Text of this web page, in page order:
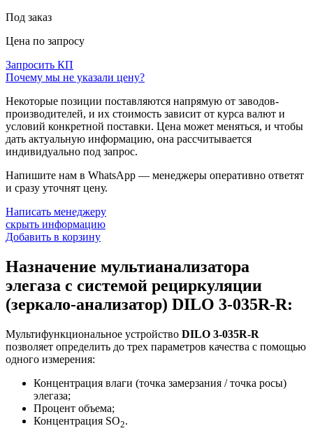
Под заказ
Цена по запросу
Запросить КП
Почему мы не указали цену?
Некоторые позиции поставляются напрямую от заводов-
производителей, и их стоимость зависит от курса валют и
условий конкретной поставки. Цена может меняться, и чтобы
дать актуальную информацию, она рассчитывается
индивидуально под запрос.
Напишите нам в WhatsApp — менеджеры оперативно ответят
и сразу уточнят цену.
Написать менеджеру
скрыть информацию
Добавить в корзину
Назначение мультианализатора
элегаза с системой рециркуляции
(зеркало-анализатор) DILO 3-035R-R:
Мультифункциональное устройство DILO 3-035R-R
позволяет определить до трех параметров качества с помощью
одного измерения:
Концентрация влаги (точка замерзания / точка росы)
элегаза;
Процент объема;
Концентрация SO2.